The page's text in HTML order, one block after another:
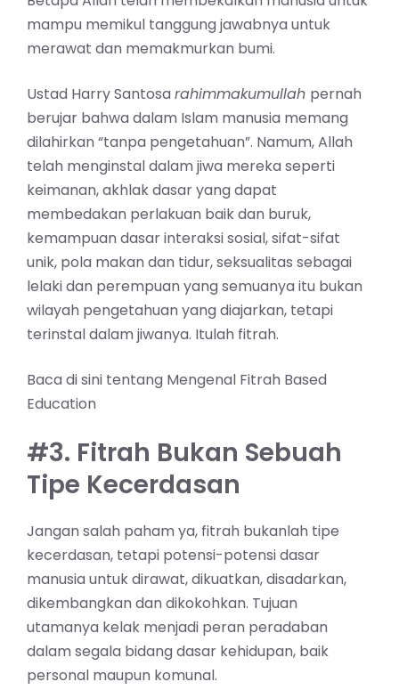
mampu memikul tanggung jawabnya untuk
merawat dan memakmurkan bumi.
Ustad Harry Santosa rahimmakumullah pernah
berujar bahwa dalam Islam manusia memang
dilahirkan “tanpa pengetahuan”. Namum, Allah
telah menginstal dalam jiwa mereka seperti
keimanan, akhlak dasar yang dapat
membedakan perlakuan baik dan buruk,
kemampuan dasar interaksi sosial, sifat-sifat
unik, pola makan dan tidur, seksualitas sebagai
lelaki dan perempuan yang semuanya itu bukan
wilayah pengetahuan yang diajarkan, tetapi
terinstal dalam jiwanya. Itulah fitrah.
Baca di sini tentang Mengenal Fitrah Based
Education
#3. Fitrah Bukan Sebuah
Tipe Kecerdasan
Jangan salah paham ya, fitrah bukanlah tipe
kecerdasan, tetapi potensi-potensi dasar
manusia untuk dirawat, dikuatkan, disadarkan,
dikembangkan dan dikokohkan. Tujuan
utamanya kelak menjadi peran peradaban
dalam segala bidang dasar kehidupan, baik
personal maupun komunal.